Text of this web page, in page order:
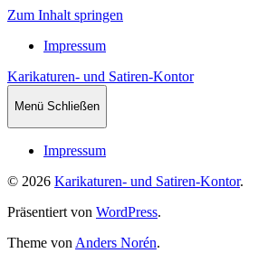
Zum Inhalt springen
Impressum
Karikaturen- und Satiren-Kontor
Menü Schließen
Impressum
© 2026 Karikaturen- und Satiren-Kontor.
Präsentiert von WordPress.
Theme von Anders Norén.